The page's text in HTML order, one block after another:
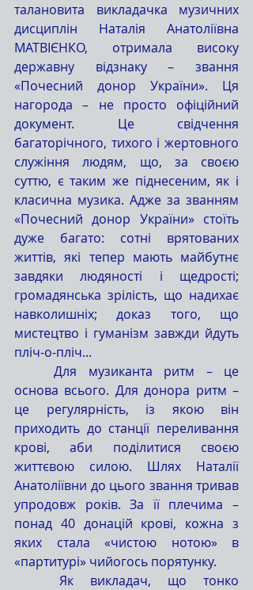
талановита викладачка музичних
дисциплін Наталія Анатоліївна
МАТВІЄНКО, отримала високу
державну відзнаку – звання
«Почесний донор України». Ця
нагорода – не просто офіційний
документ. Це свідчення
багаторічного, тихого і жертовного
служіння людям, що, за своєю
суттю, є таким же піднесеним, як і
класична музика. Адже за званням
«Почесний донор України» стоїть
дуже багато: сотні врятованих
життів, які тепер мають майбутнє
завдяки людяності і щедрості;
громадянська зрілість, що надихає
навколишніх; доказ того, що
мистецтво і гуманізм завжди йдуть
пліч-о-пліч...
	Для музиканта ритм – це
основа всього. Для донора ритм –
це регулярність, із якою він
приходить до станції переливання
крові, аби поділитися своєю
життєвою силою. Шлях Наталії
Анатоліївни до цього звання тривав
упродовж років. За її плечима –
понад 40 донацій крові, кожна з
яких стала «чистою нотою» в
«партитурі» чийогось порятунку.